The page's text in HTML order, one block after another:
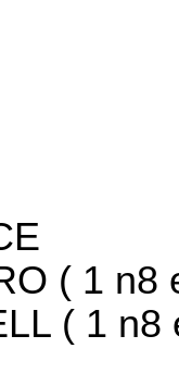
( 1 n8
( 1 n8